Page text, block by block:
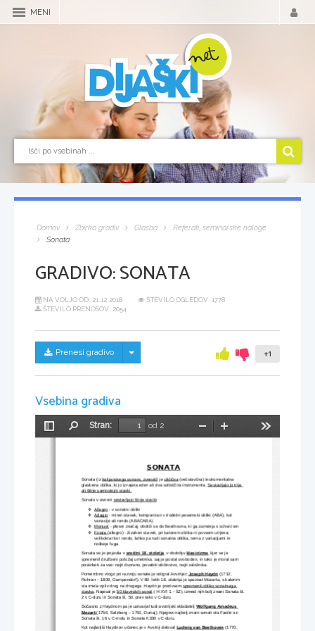
MENI
Domov Zbirka gradiv Glasba
Referati, seminarske naloge
Sonata
GRADIVO:SONATA
NA VOLJO OD: 21.12.2018
ŠTEVILO OGLEDOV: 1778
ŠTEVILO PRENOSOV: 2054
Prenesi gradivo Skrij/prikaži meni +1
Vsebina gradiva
Preklopi
Stran:
od 2
Pomanjšaj
SONATA
Sonata (iz italijanskega sonare, zveneti) je ciklična (večstavčna) instrumentalna
glasbena oblika, ki jo izvajata eden ali dva solistična instrumenta. Sestavljajo jo trije
ali štirje samostojni stavki.
Sonato v osnovi sestavljajo štirje stavki
 Allegro - v sonatni obliki

Adagio - miren stavek, komponiran v trodelni pesemski obliki (ABA), kot
variacije ali rondo (ABACABA)

Menuet - plesni značaj; obdrži se do Beethovna, ki ga zamenja s scherzom

Finale (allegro) - živahen stavek, pri katerem oblika ni povsem utrjena;
velikokrat kor rondo, lahko pa tudi sonatna oblika, tema z variacijami in
redkeje fuga.
Sonata se je pojavila v sredini 18. stoletja, v obdobju klasicizma, kjer se je
spremenil družbeni položaj umetnika, saj je postal svoboden, in tako je moral sam
poskrbeti za vse: najti dvorano, povabiti občinstvo, najti založnika.
Pomembno vlogo pri razvoju sonate je odigral Avstrijec Joseph Haydn (1732,
Rohran – 1809, Gumpendorf). V 80. letih 18. stoletja je spoznal Mozarta, s katerim
sta imela vpliv drug na drugega. Haydn je predvsem spremenil obliko sonatnega
stavka . Napisal je 50 klavirskih sonat ( H XVI 1 – 52), izmed njih bolj znani Sonata št.
2 v C-duru in Sonata št. 50, prav tako v C-duru.
Sočasno z Haydnom pa je ustvarjal tudi avstrijski skladatelj Wolfgang Amadeus
Mozart (1756, Salzburg – 1791, Dunaj). Njegovi najbolj znani sonati sta Facile oz.
Sonata št. 16 v C-molu in Sonata K330 v C-duru.
Kot najboljši Haydnov učenec je v Avstriji deloval Ludwig van Beethoven (1770,